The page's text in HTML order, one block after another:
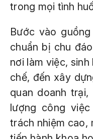
trong mọi tình
Bước vào
chuẩn bị chu
nơi làm việc,
chế, đến xây
quan doanh
lượng công
trách nhiệm cao,